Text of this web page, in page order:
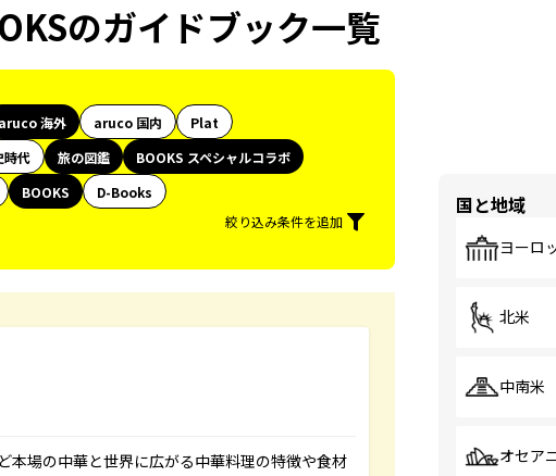
のガイドブック一覧
aruco 海外 aruco 国内
Plat
時代 旅の図鑑
BOOKS スペシャルコラボ
BOOKS
D-Books
絞り込み条件を追加
本場の中華と世界に広がる中華料理の特徴や食材
国と地域
ヨーロ
北米
中南米
オセア